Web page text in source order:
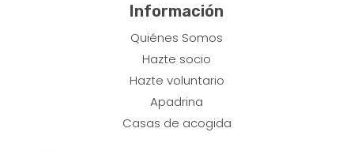
Información
Quiénes Somos
Hazte socio
Hazte voluntario
Apadrina
Casas de acogida